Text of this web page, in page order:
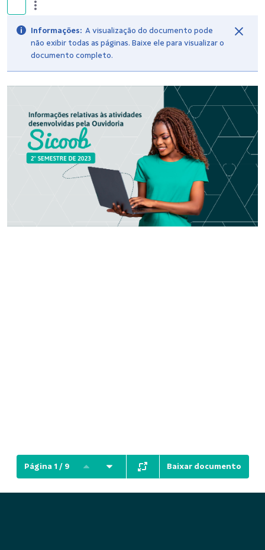
Informações: A visualização do documento pode
não exibir todas as páginas. Baixe ele para visualizar o
documento completo.
Página 1 / 9 Baixar documento